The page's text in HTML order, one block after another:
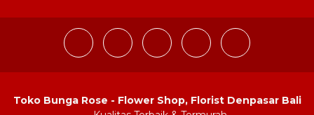
Toko Bunga Rose - Flower Shop, Florist Denpasar Bali